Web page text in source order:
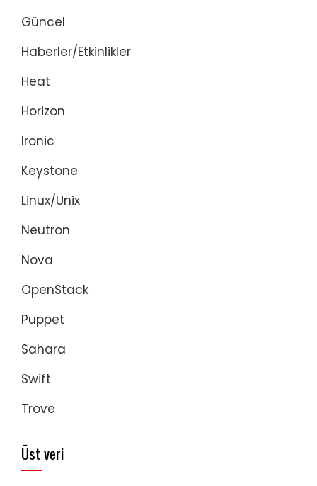
Güncel
Haberler/Etkinlikler
Heat
Horizon
Ironic
Keystone
Linux/Unix
Neutron
Nova
OpenStack
Puppet
Sahara
Swift
Trove
Üst veri